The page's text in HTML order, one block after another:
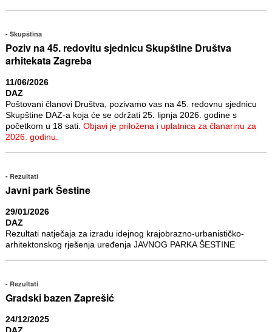
Skupština
Poziv na 45. redovitu sjednicu Skupštine Društva
arhitekata Zagreba
11/06/2026
DAZ
Poštovani članovi Društva, pozivamo vas na 45. redovnu sjednicu
Skupštine DAZ-a koja će se održati 25. lipnja 2026. godine s
početkom u 18 sati. Objavi je priložena i uplatnica za članarinu za
2026. godinu.
Rezultati
Javni park Šestine
29/01/2026
DAZ
Rezultati natječaja za izradu idejnog krajobrazno-urbanističko-
arhitektonskog rješenja uređenja JAVNOG PARKA ŠESTINE
Rezultati
Gradski bazen Zaprešić
24/12/2025